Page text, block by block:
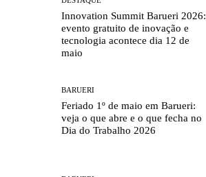
Innovation Summit Barueri 2026:
evento gratuito de inovação e
tecnologia acontece dia 12 de
maio
BARUERI
Feriado 1º de maio em Barueri:
veja o que abre e o que fecha no
Dia do Trabalho 2026